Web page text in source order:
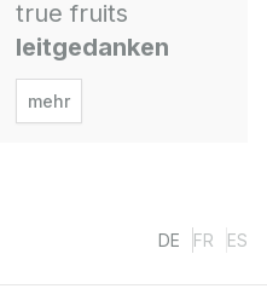
true fruits
leitgedanken
mehr
DE FR ES